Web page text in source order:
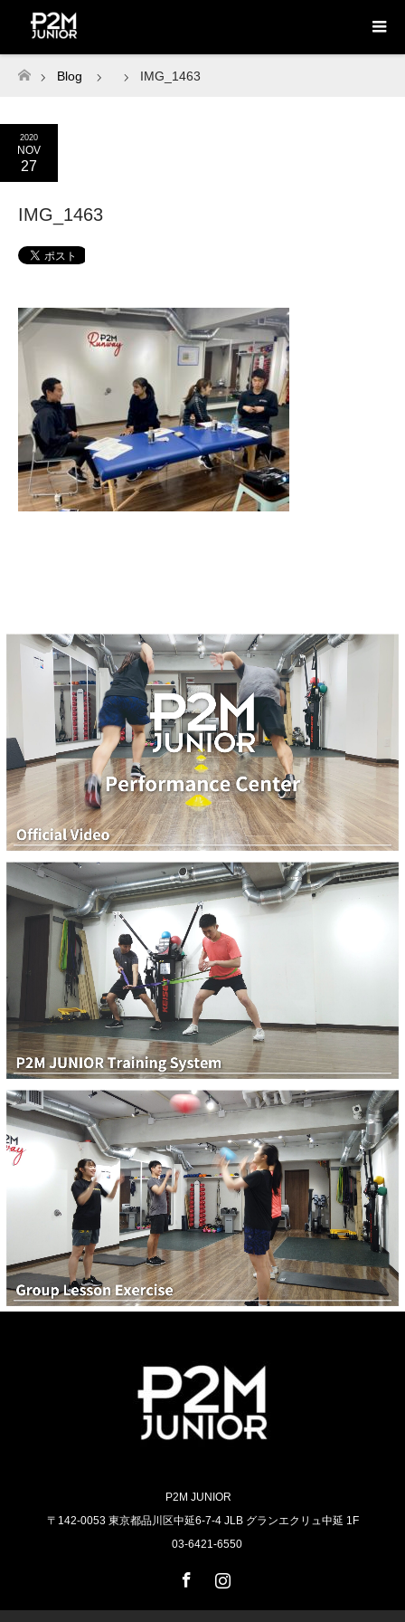
ホーム
Blog IMG_1463
2020
NOV
27
IMG_1463
P2M JUNIOR
〒142-0053 東京都品川区中延6-7-4 JLB グランエクリュ中延 1F
03-6421-6550